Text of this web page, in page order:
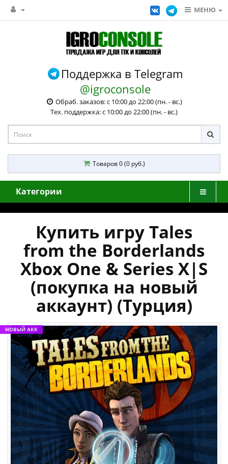
МЕНЮ
Поддержка в Telegram
@igroconsole
Обраб. заказов: с 10:00 до 22:00 (пн. - вс.)
Тех. поддержка: с 10:00 до 22:00 (пн. - вс.)
Товаров 0 (0 руб.)
Категории
Купить игру Tales
from the Borderlands
Xbox One & Series X|S
(покупка на новый
аккаунт) (Турция)
НОВЫЙ АКК